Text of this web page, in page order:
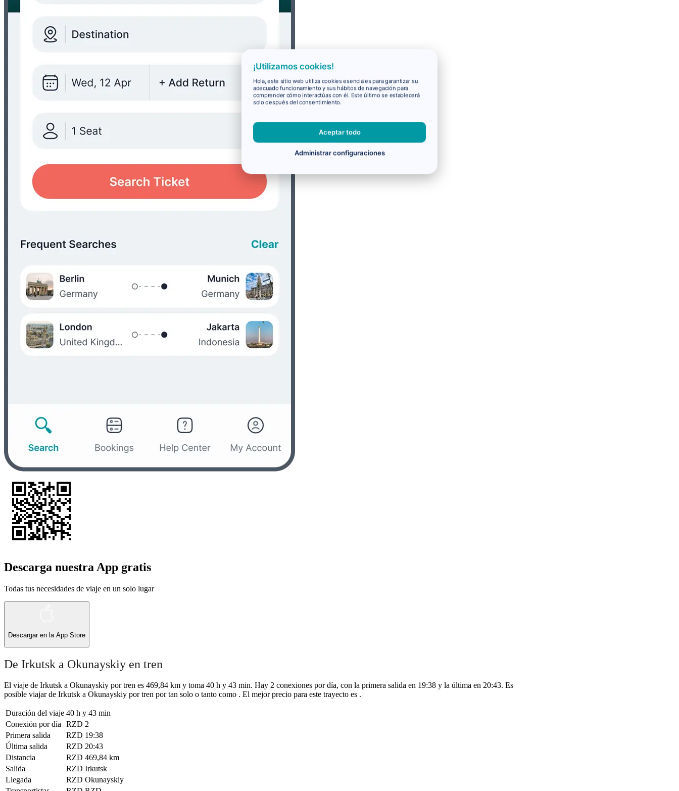
Descarga nuestra App gratis
Todas tus necesidades de viaje en un solo lugar
Descargar en la App Store
De Irkutsk a Okunayskiy en tren
El viaje de Irkutsk a Okunayskiy por tren es 469,84 km y toma 40 h y 43 min. Hay 2 conexiones por día, con la primera salida en 19:38 y la última en 20:43. Es
posible viajar de Irkutsk a Okunayskiy por tren por tan solo o tanto como . El mejor precio para este trayecto es .
Duración del viaje 40 h y 43 min
Conexión por día RZD 2
Primera salida
RZD 19:38
Última salida
RZD 20:43
Distancia
RZD 469,84 km
Salida
RZD Irkutsk
Llegada
RZD Okunayskiy
¡Utilizamos cookies!
Hola, este sitio web utiliza cookies esenciales para garantizar su
adecuado funcionamiento y sus hábitos de navegación para
comprender cómo interactúas con él. Este último se establecerá
solo después del consentimiento.
Aceptar todo
Administrar configuraciones